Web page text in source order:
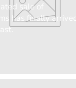
sale of
has finally arrived!